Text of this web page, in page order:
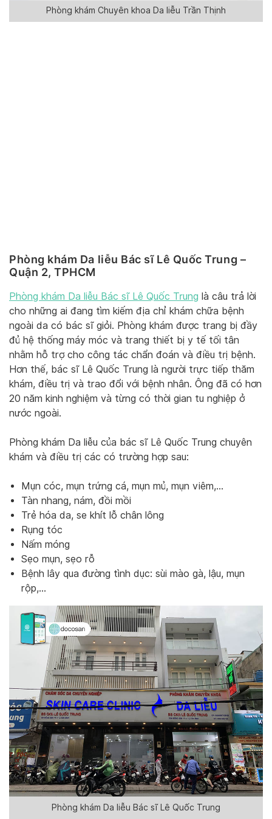
Phòng khám Chuyên khoa Da liễu Trần Thịnh
Phòng khám Da liễu Bác sĩ Lê Quốc Trung –
Quận 2, TPHCM
Phòng khám Da liễu Bác sĩ Lê Quốc Trung là câu trả lời
cho những ai đang tìm kiếm địa chỉ khám chữa bệnh
ngoài da có bác sĩ giỏi. Phòng khám được trang bị đầy
đủ hệ thống máy móc và trang thiết bị y tế tối tân
nhằm hỗ trợ cho công tác chẩn đoán và điều trị bệnh.
Hơn thế, bác sĩ Lê Quốc Trung là người trực tiếp thăm
khám, điều trị và trao đổi với bệnh nhân. Ông đã có hơn
20 năm kinh nghiệm và từng có thời gian tu nghiệp ở
nước ngoài.
Phòng khám Da liễu của bác sĩ Lê Quốc Trung chuyên
khám và điều trị các có trường hợp sau:
Mụn cóc, mụn trứng cá, mụn mủ, mụn viêm,…
Tàn nhang, nám, đồi mồi
Trẻ hóa da, se khít lỗ chân lông
Rụng tóc
Nấm móng
Sẹo mụn, sẹo rỗ
Bệnh lây qua đường tình dục: sùi mào gà, lậu, mụn
rộp,…
Phòng khám Da liễu Bác sĩ Lê Quốc Trung